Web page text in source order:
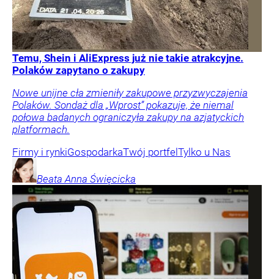
Temu, Shein i AliExpress już nie takie atrakcyjne.
Polaków zapytano o zakupy
Nowe unijne cła zmieniły zakupowe przyzwyczajenia
Polaków. Sondaż dla „Wprost” pokazuje, że niemal
połowa badanych ograniczyła zakupy na azjatyckich
platformach.
Firmy i rynkiGospodarkaTwój portfel Tylko u Nas
Beata Anna Święcicka